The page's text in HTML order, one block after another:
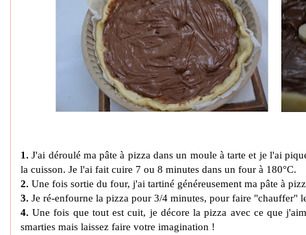
1. J'ai déroulé ma pâte à pizza dans un moule à tarte et je l'ai
la cuisson. Je l'ai fait cuire 7 ou 8 minutes dans un four à 180°C.
2. Une fois sortie du four, j'ai tartiné généreusement ma pâte à
3. Je ré-enfourne la pizza pour 3/4 minutes, pour faire "chauffer"
4. Une fois que tout est cuit, je décore la pizza avec ce que
smarties mais laissez faire votre imagination !